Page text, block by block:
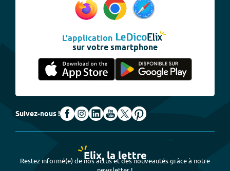
L'application
sur votre smartphone
Suivez-nous !
Elix, la lettre
Restez informé(e) de nos actus et des nouveautés grâce à notre